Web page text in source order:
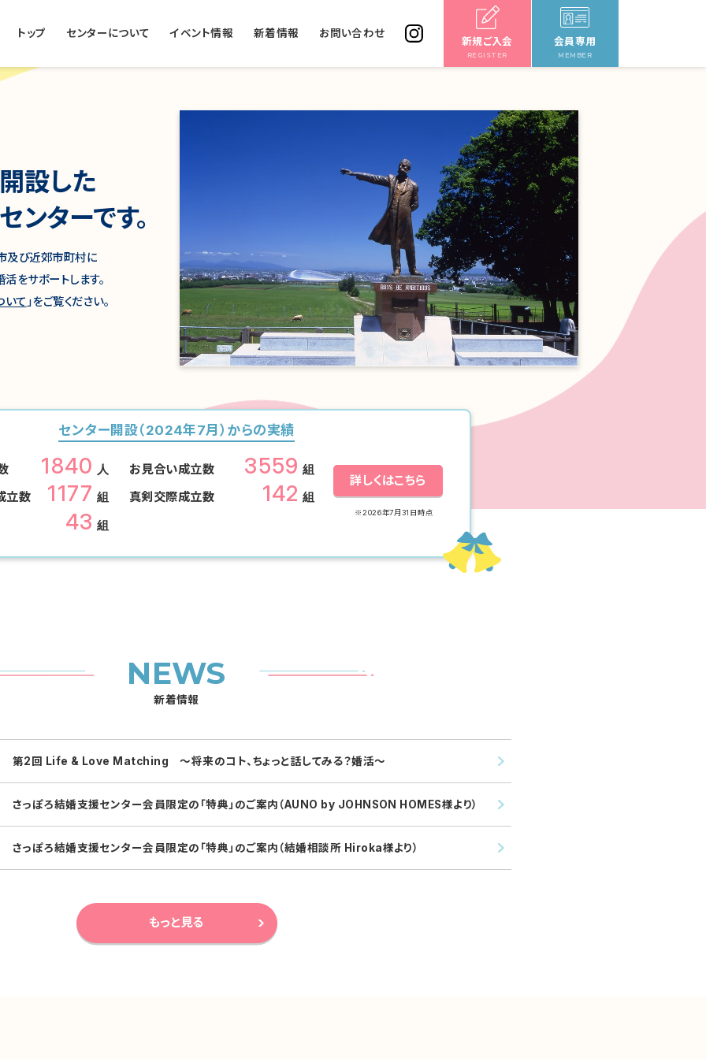
トップ センターについて イベント情報 新着情報 お問い合わせ
新規ご入会
REGISTER
会員専用
MEMBER
設した
ンターです。
及び近郊市町村に
をサポートします。
いて 」をご覧ください。
センター開設（2024年7月）からの実績
1840 人 お見合い成立数 3559 組
立数
1177 組 真剣交際成立数 142 組
43 組
詳しくはこちら
※2026年7月31日時点
NEWS
新着情報
第2回 Life & Love Matching ～将来のコト、ちょっと話してみる？婚活～
さっぽろ結婚支援センター会員限定の「特典」のご案内（AUNO by JOHNSON HOMES様より）
さっぽろ結婚支援センター会員限定の「特典」のご案内（結婚相談所 Hiroka様より）
もっと見る